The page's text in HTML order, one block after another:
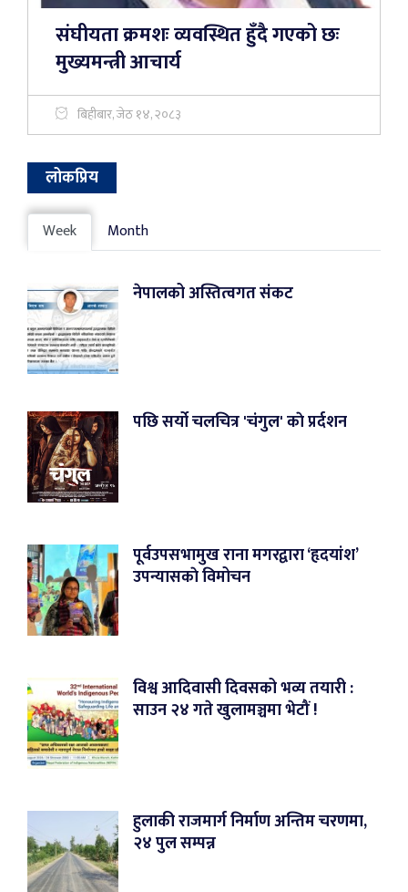
संघीयता क्रमशः व्यवस्थित हुँदै गएको छः
मुख्यमन्त्री आचार्य
बिहीबार, जेठ १४, २०८३
लोकप्रिय
Week Month
नेपालको अस्तित्वगत संकट
पछि सर्यो चलचित्र 'चंगुल' काे प्रर्दशन
पूर्वउपसभामुख राना मगरद्वारा ‘हृदयांश’
उपन्यासकाे विमोचन
विश्व आदिवासी दिवसको भव्य तयारी :
साउन २४ गते खुलामञ्चमा भेटौं !
हुलाकी राजमार्ग निर्माण अन्तिम चरणमा,
२४ पुल सम्पन्न